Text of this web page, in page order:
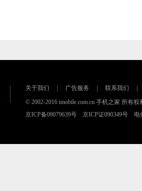
关于我们 广告服务 联系我们
© 2002-2016 imobile.com.cn 手机之家 所有
京ICP备09079639号 京ICP证090349号 电